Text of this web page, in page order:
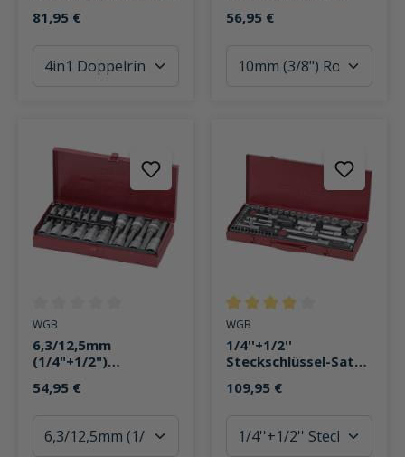
81,95 € 56,95 €
Durchschnittliche Bewertung von 0 von 5 Sternen
WGB
6,3/12,5mm
(1/4"+1/2")
Steckschlüssel Satz
54,95 €
Durchschnittliche Bewertung
WGB
1/4''+1/2''
Steckschlüssel-Satz
Blechkasten
109,95 €